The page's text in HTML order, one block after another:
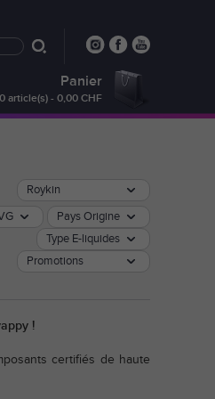
Panier
0 article(s) - 0,00 CHF
Roykin
Pays Origine
Type E-liquides
Promotions
!
certifiés de haute